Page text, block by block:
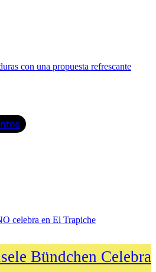
con una propuesta refrescante
celebra en El Trapiche
Bündchen Celebra